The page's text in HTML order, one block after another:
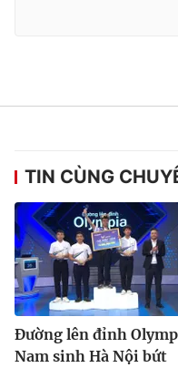
TIN CÙNG
Đường lên đỉnh
Nam sinh Hà Nội bứt